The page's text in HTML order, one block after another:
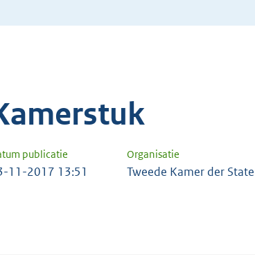
publicatie Organisatie
11-2017 13:51 Tweede Kamer der